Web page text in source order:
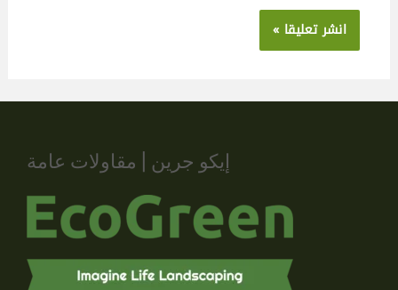
إيكو جرين | مقاولات عامة